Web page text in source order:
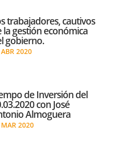
trabajadores, cautivos
la gestión económica
gobierno.
2020
de Inversión del
con José
Almoguera
2020